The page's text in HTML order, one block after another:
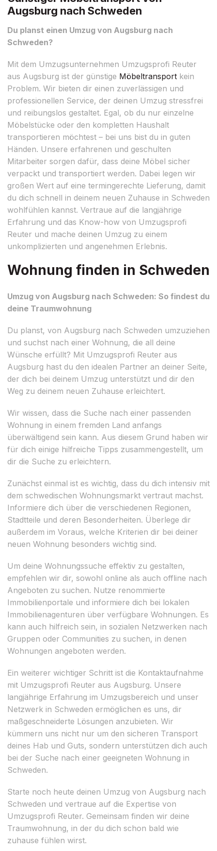
Augsburg nach Schweden
Du planst einen Umzug von Augsburg nach
Schweden?
Mit dem Umzugsunternehmen Umzugsprofi Reuter
aus Augsburg ist der günstige Möbeltransport kein
Problem. Wir bieten dir einen zuverlässigen und
professionellen Service, der deinen Umzug stressfrei
und reibungslos gestaltet. Egal, ob du nur einzelne
Möbelstücke oder den kompletten Haushalt
transportieren möchtest – bei uns bist du in guten
Händen. Unsere erfahrenen und geschulten
Mitarbeiter sorgen dafür, dass deine Möbel sicher
verpackt und transportiert werden. Dabei legen wir
großen Wert auf eine termingerechte Lieferung, damit
du dich schnell in deinem neuen Zuhause in Schweden
wohlfühlen kannst. Vertraue auf die langjährige
Erfahrung und das Know-how von Umzugsprofi
Reuter und mache deinen Umzug zu einem
unkomplizierten und angenehmen Erlebnis.
Wohnung finden in Schweden
Umzug von Augsburg nach Schweden: So findest du
deine Traumwohnung
Du planst, von Augsburg nach Schweden umzuziehen
und suchst nach einer Wohnung, die all deine
Wünsche erfüllt? Mit Umzugsprofi Reuter aus
Augsburg hast du den idealen Partner an deiner Seite,
der dich bei deinem Umzug unterstützt und dir den
Weg zu deinem neuen Zuhause erleichtert.
Wir wissen, dass die Suche nach einer passenden
Wohnung in einem fremden Land anfangs
überwältigend sein kann. Aus diesem Grund haben wir
für dich einige hilfreiche Tipps zusammengestellt, um
dir die Suche zu erleichtern.
Zunächst einmal ist es wichtig, dass du dich intensiv mit
dem schwedischen Wohnungsmarkt vertraut machst.
Informiere dich über die verschiedenen Regionen,
Stadtteile und deren Besonderheiten. Überlege dir
außerdem im Voraus, welche Kriterien dir bei deiner
neuen Wohnung besonders wichtig sind.
Um deine Wohnungssuche effektiv zu gestalten,
empfehlen wir dir, sowohl online als auch offline nach
Angeboten zu suchen. Nutze renommierte
Immobilienportale und informiere dich bei lokalen
Immobilienagenturen über verfügbare Wohnungen. Es
kann auch hilfreich sein, in sozialen Netzwerken nach
Gruppen oder Communities zu suchen, in denen
Wohnungen angeboten werden.
Ein weiterer wichtiger Schritt ist die Kontaktaufnahme
mit Umzugsprofi Reuter aus Augsburg. Unsere
langjährige Erfahrung im Umzugsbereich und unser
Netzwerk in Schweden ermöglichen es uns, dir
maßgeschneiderte Lösungen anzubieten. Wir
kümmern uns nicht nur um den sicheren Transport
deines Hab und Guts, sondern unterstützen dich auch
bei der Suche nach einer geeigneten Wohnung in
Schweden.
Starte noch heute deinen Umzug von Augsburg nach
Schweden und vertraue auf die Expertise von
Umzugsprofi Reuter. Gemeinsam finden wir deine
Traumwohnung, in der du dich schon bald wie
zuhause fühlen wirst.